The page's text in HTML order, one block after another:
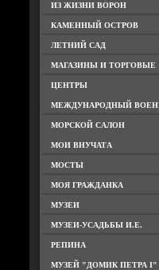
ИЗ ЖИЗНИ ВОРОН
КАМЕННЫЙ ОСТРОВ
ЛЕТНИЙ САД
МАГАЗИНЫ И ТОРГОВЫЕ
ЦЕНТРЫ
МЕЖДУНАРОДНЫЙ
МОРСКОЙ САЛОН
МОИ ВНУЧАТА
МОСТЫ
МОЯ ГРАЖДАНКА
МУЗЕИ
МУЗЕИ-УСАДЬБЫ И.Е.
РЕПИНА
МУЗЕЙ "ДОМИК ПЕТРА I"